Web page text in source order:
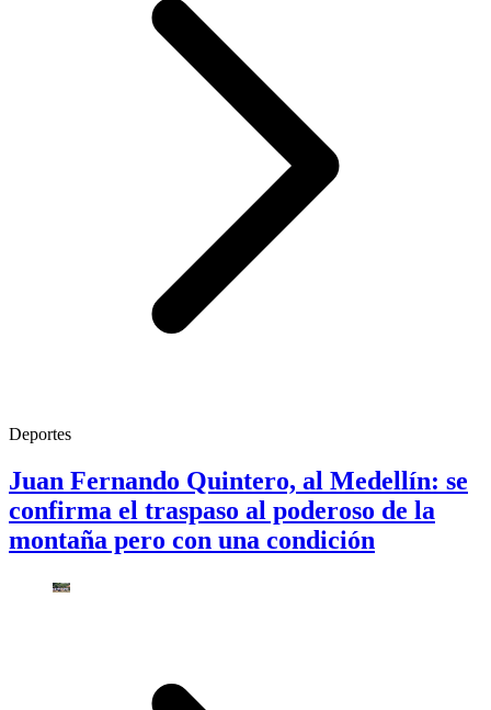
Deportes
Juan Fernando Quintero, al Medellín: se
confirma el traspaso al poderoso de la
montaña pero con una condición